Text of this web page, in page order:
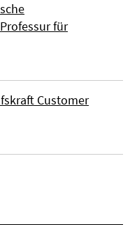
für
Customer